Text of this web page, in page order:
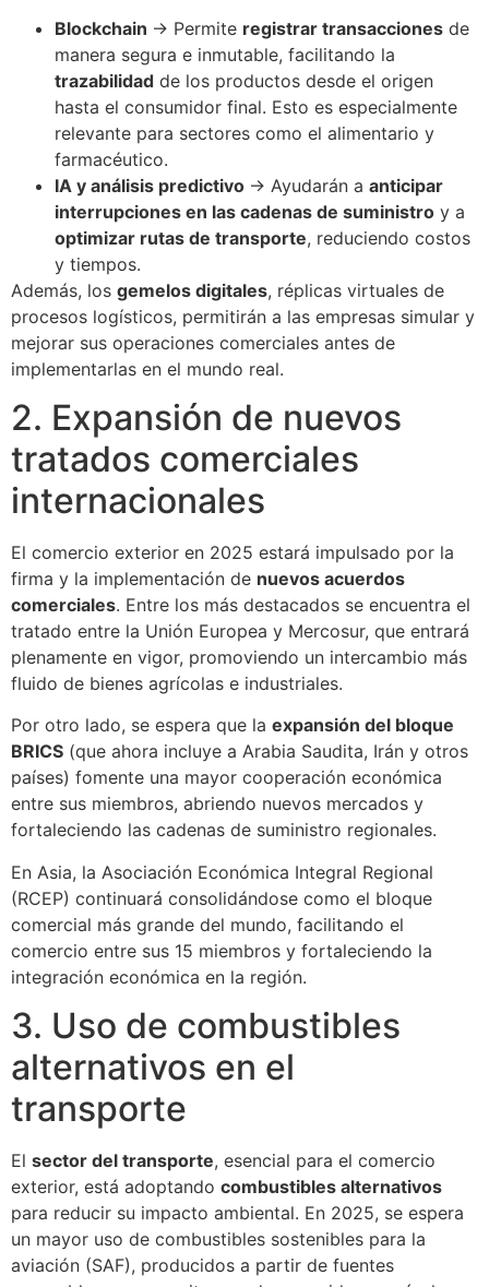
Blockchain → Permite registrar transacciones de
manera segura e inmutable, facilitando la
trazabilidad de los productos desde el origen
hasta el consumidor final. Esto es especialmente
relevante para sectores como el alimentario y
farmacéutico.
IA y análisis predictivo → Ayudarán a anticipar
interrupciones en las cadenas de suministro y a
optimizar rutas de transporte, reduciendo costos
y tiempos.
Además, los gemelos digitales, réplicas virtuales de
procesos logísticos, permitirán a las empresas simular y
mejorar sus operaciones comerciales antes de
implementarlas en el mundo real.
2. Expansión de nuevos
tratados comerciales
internacionales
El comercio exterior en 2025 estará impulsado por la
firma y la implementación de nuevos acuerdos
comerciales. Entre los más destacados se encuentra el
tratado entre la Unión Europea y Mercosur, que entrará
plenamente en vigor, promoviendo un intercambio más
fluido de bienes agrícolas e industriales.
Por otro lado, se espera que la expansión del bloque
BRICS (que ahora incluye a Arabia Saudita, Irán y otros
países) fomente una mayor cooperación económica
entre sus miembros, abriendo nuevos mercados y
fortaleciendo las cadenas de suministro regionales.
En Asia, la Asociación Económica Integral Regional
(RCEP) continuará consolidándose como el bloque
comercial más grande del mundo, facilitando el
comercio entre sus 15 miembros y fortaleciendo la
integración económica en la región.
3. Uso de combustibles
alternativos en el
transporte
El sector del transporte, esencial para el comercio
exterior, está adoptando combustibles alternativos
para reducir su impacto ambiental. En 2025, se espera
un mayor uso de combustibles sostenibles para la
aviación (SAF), producidos a partir de fuentes